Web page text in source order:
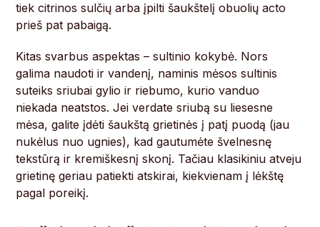
tiek citrinos sulčių arba įpilti šaukštelį obuolių acto
prieš pat pabaigą.
Kitas svarbus aspektas – sultinio kokybė. Nors
galima naudoti ir vandenį, naminis mėsos sultinis
suteiks sriubai gylio ir riebumo, kurio vanduo
niekada neatstos. Jei verdate sriubą su liesesne
mėsa, galite įdėti šaukštą grietinės į patį puodą (jau
nukėlus nuo ugnies), kad gautumėte švelnesnę
tekstūrą ir kremiškesnį skonį. Tačiau klasikiniu atveju
grietinę geriau patiekti atskirai, kiekvienam į lėkštę
pagal poreikį.